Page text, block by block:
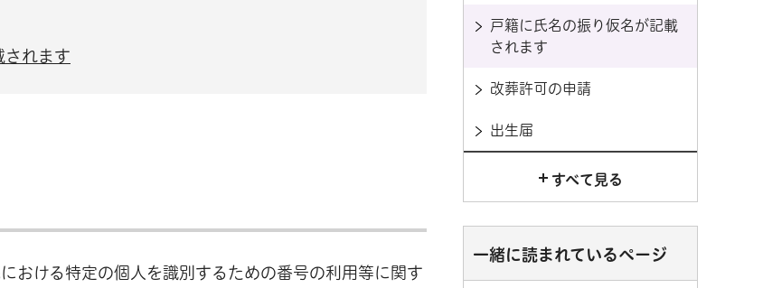
されます
おける特定の個人を識別するための番号の利用等に関す
戸籍に氏名の振り仮名が記載
されます
改葬許可の申請
出生届
すべて見る
一緒に読まれているページ